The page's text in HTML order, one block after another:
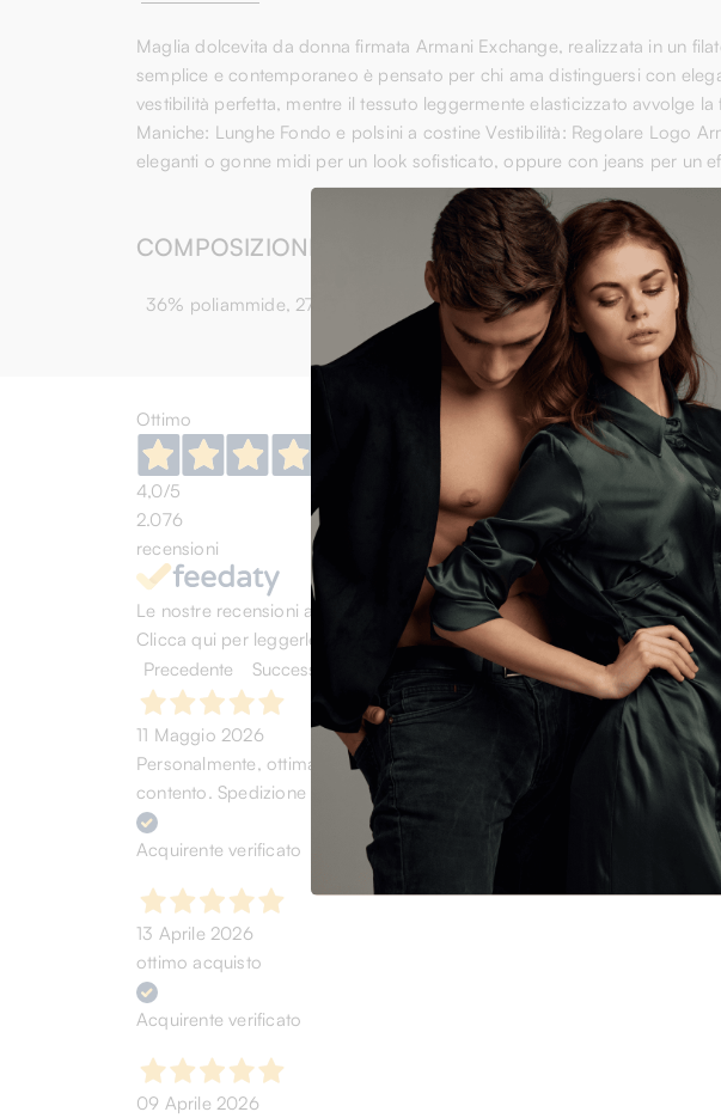
Maglia dolcevita da donna firmata Armani Exchange, realizzata in un
semplice e contemporaneo è pensato per chi ama distinguersi con
vestibilità perfetta, mentre il tessuto leggermente elasticizzato avvolge
Maniche: Lunghe Fondo e polsini a costine Vestibilità: Regolare Logo
eleganti o gonne midi per un look sofisticato, oppure con jeans per un
COMPOSIZIONE
36% poliammide, 27% viscosa, 27% lana, 5% cashmere
Ottimo
4,0/5
2.076
recensioni
Le nostre recensioni a 4 e 5 stelle.
Clicca qui per leggerle tutte >
Precedente
Successivo
11 Maggio 2026
Personalmente, ottima esperienza. Acquistato scarpe da running ad
contento. Spedizione rapida. (chi cerca trova)
Acquirente verificato
13 Aprile 2026
ottimo acquisto
Acquirente verificato
09 Aprile 2026